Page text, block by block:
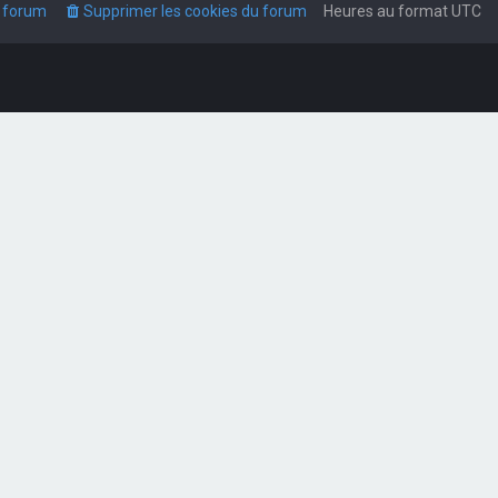
Heures au formatUTC
Supprimer les cookies du forum
forum